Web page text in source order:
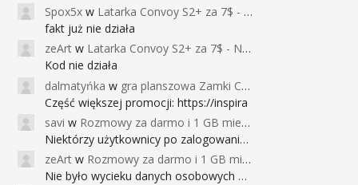
Spox5x w Latarka Convoy S2+ za 7$ - Najniższa cena od 2017r
fakt już nie działa
zeArt w Latarka Convoy S2+ za 7$ - Najniższa cena od 2017r
Kod nie działa
dalmatyńka w gra planszowa Zamki Caladale za 39zł
Część większej promocji: https://inspira
savi w Rozmowy za darmo i 1 GB miesięcznie
Niektórzy użytkownicy po zalogowaniu do
zeArt w Rozmowy za darmo i 1 GB miesięcznie
Nie było wycieku danych osobowych a nieo